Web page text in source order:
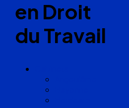
en Droit
du Travail